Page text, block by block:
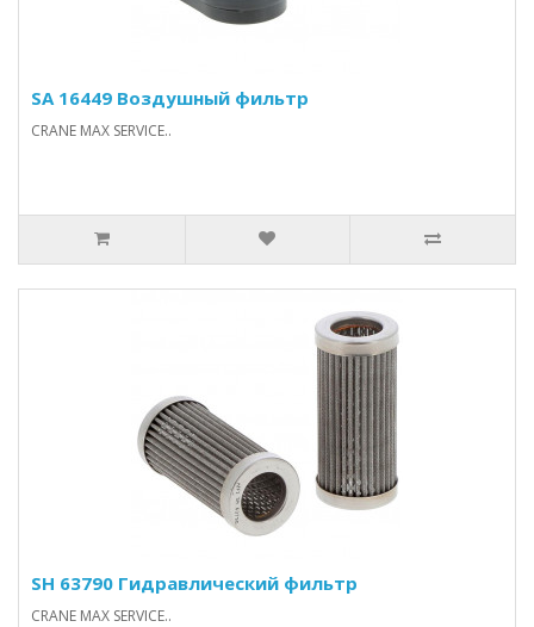
SA 16449 Воздушный фильтр
CRANE MAX SERVICE..
SH 63790 Гидравлический фильтр
CRANE MAX SERVICE..